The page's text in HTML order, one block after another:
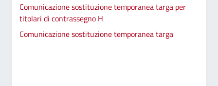
Comunicazione sostituzione temporanea targa per
titolari di contrassegno H
Comunicazione sostituzione temporanea targa